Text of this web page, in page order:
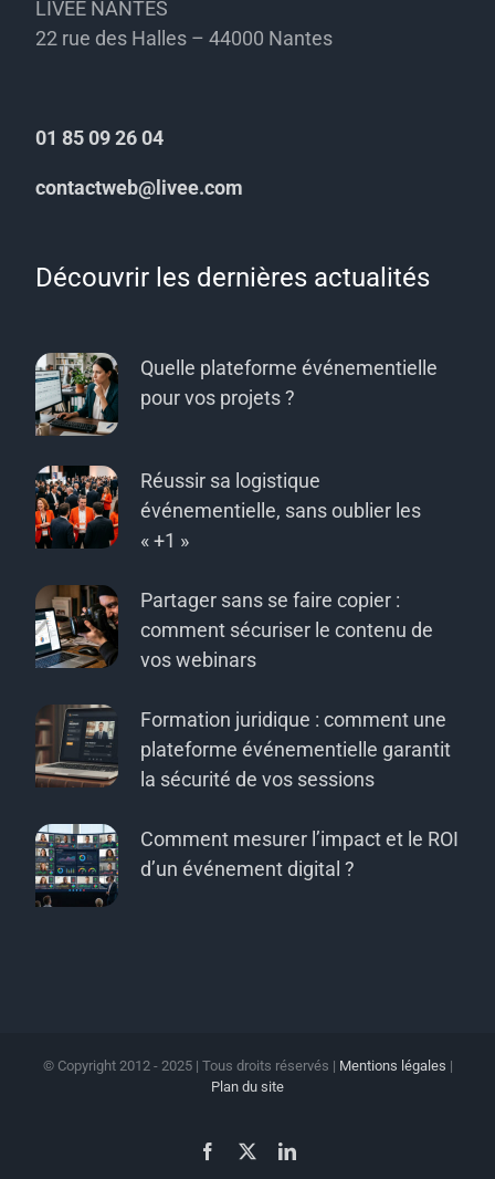
LIVEE NANTES
22 rue des Halles – 44000 Nantes
01 85 09 26 04
contactweb@livee.com
Découvrir les dernières actualités
Quelle plateforme événementielle
pour vos projets ?
Réussir sa logistique
événementielle, sans oublier les
« +1 »
Partager sans se faire copier :
comment sécuriser le contenu de
vos webinars
Formation juridique : comment une
plateforme événementielle garantit
la sécurité de vos sessions
Comment mesurer l’impact et le ROI
d’un événement digital ?
© Copyright 2012 - 2025 | Tous droits réservés | Mentions légales |
Plan du site
Facebook LinkedIn